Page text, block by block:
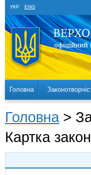
УКР ENG
Головна
Головна >
Картка